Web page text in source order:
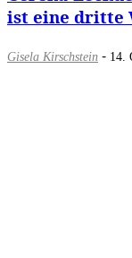
ist eine dritte
Gisela Kirschstein - 14.